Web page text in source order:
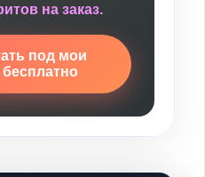
на заказ.
под мои